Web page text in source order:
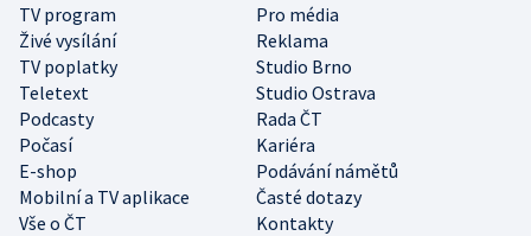
TV program
Pro média
Živé vysílání
Reklama
TV poplatky
Studio Brno
Teletext
Studio Ostrava
Podcasty
Rada ČT
Počasí
Kariéra
E-shop
Podávání námětů
Mobilní a TV aplikace
Časté dotazy
Vše o ČT
Kontakty